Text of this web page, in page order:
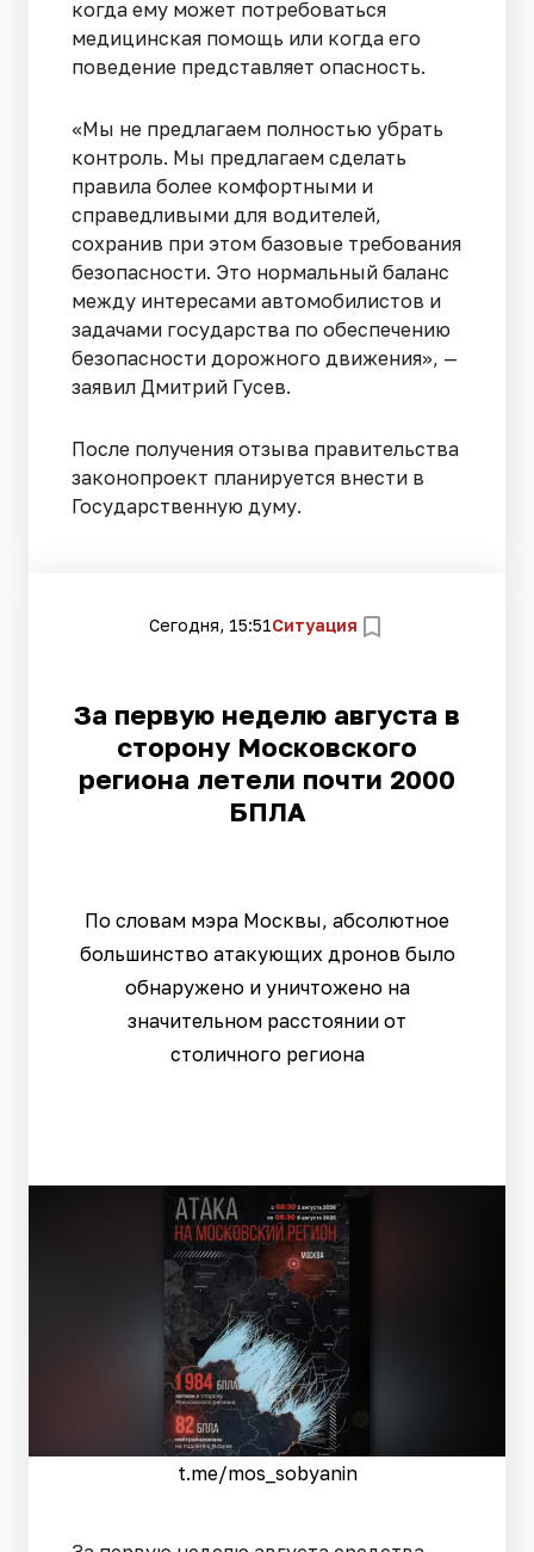
когда ему может потребоваться
медицинская помощь или когда его
поведение представляет опасность.
«Мы не предлагаем полностью убрать
контроль. Мы предлагаем сделать
правила более комфортными и
справедливыми для водителей,
сохранив при этом базовые требования
безопасности. Это нормальный баланс
между интересами автомобилистов и
задачами государства по обеспечению
безопасности дорожного движения», —
заявил Дмитрий Гусев.
После получения отзыва правительства
законопроект планируется внести в
Государственную думу.
Сегодня, 15:51Ситуация
За первую неделю августа в
сторону Московского
региона летели почти 2000
БПЛА
По словам мэра Москвы, абсолютное
большинство атакующих дронов было
обнаружено и уничтожено на
значительном расстоянии от
столичного региона
t.me/mos_sobyanin